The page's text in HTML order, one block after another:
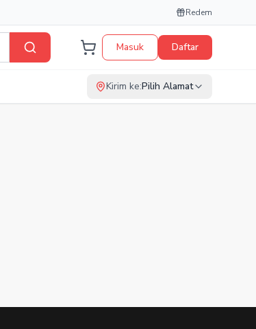
Redem
Masuk Daftar
Kirim ke:Pilih Alamat